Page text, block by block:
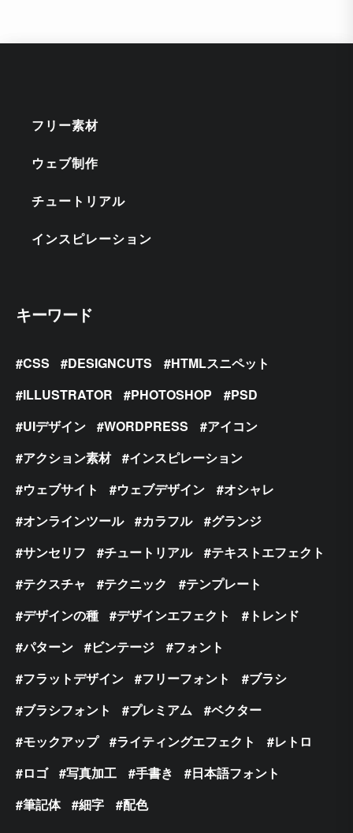
フリー素材
ウェブ制作
チュートリアル
インスピレーション
キーワード
CSS DESIGNCUTS
HTMLスニペット
ILLUSTRATOR
PHOTOSHOP
PSD
UIデザイン
WORDPRESS
アイコン
アクション素材
インスピレーション
ウェブサイト
ウェブデザイン
オシャレ
オンラインツール
カラフル
グランジ
サンセリフ
チュートリアル
テキストエフェクト
テクスチャ
テクニック
テンプレート
デザインの種
デザインエフェクト
トレンド
パターン
ビンテージ
フォント
フラットデザイン
フリーフォント
ブラシ
ブラシフォント
プレミアム
ベクター
モックアップ
ライティングエフェクト
レトロ
ロゴ
写真加工 手書き
日本語フォント
筆記体
細字 配色